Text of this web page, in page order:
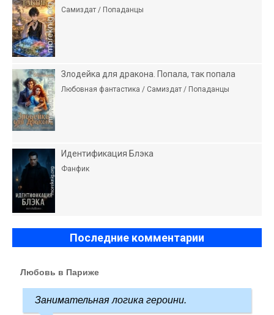
Самиздат / Попаданцы
Злодейка для дракона. Попала, так попала
Любовная фантастика / Самиздат / Попаданцы
Идентификация Блэка
Фанфик
Последние комментарии
Любовь в Париже
Занимательная логика героини.